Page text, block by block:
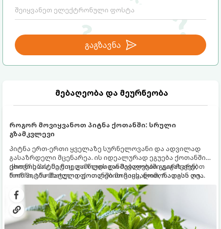
გაგზავნა
მებაღეობა და მეურნეობა
როგორ მოვიყვანოთ პიტნა ქოთანში: სრული
გზამკვლევი
პიტნა ერთ-ერთი ყველაზე სურნელოვანი და ადვილად
გასაზრდელი მცენარეა. ის იდეალურად ეგუება ქოთანში
ცხოვრებას, მეტიც, გამოცდილი მებაღეები გვირჩევენ,
რომ პიტნა მხოლოდ ქოთანში მოვიყვანოთ, რადგან ღია
გრუნტში (ბაღში) დარგვისას ის ფესვებით ძალიან
სწრაფად ვრცელდება და სხვა მცენარეებს ავიწროებს.
ქოთნის პიტნა მთელი წლის განმავლობაში გაგახარებთ
ნორჩი, არომატული ფოთლებით ჩაის, ლიმონათისა თუ
კერძებისთვის.
საფრთხისგან შორს მივყავართ.